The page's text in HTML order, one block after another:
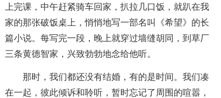
上完课，中午赶紧骑车回家，扒拉几口饭，就趴在我
家的那张破饭桌上，悄悄地写一部名叫《希望》的长
篇小说。每写完一段，晚上就穿过墙缝胡同，到草厂
三条黄德智家，兴致勃勃地念给他听。
那时，我们都还没有结婚，有的是时间。我们凑
在一起，彼此倾诉和聆听，暂时忘记了周围的喧嚣，